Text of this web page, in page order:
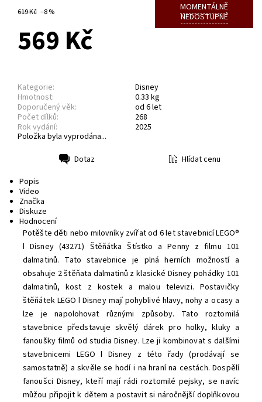
619 Kč –8 %
MOMENTÁLNĚ
NEDOSTUPNÉ
569 Kč
Kategorie:
Disney
Hmotnost:
0.33 kg
Doporučený věk:
od 6 let
Počet dílků:
268
Rok vydání:
2025
Položka byla vyprodána...
Dotaz
Hlídat cenu
Popis
Video
Značka
Diskuze
Hodnocení
Potěšte děti nebo milovníky zvířat od 6 let stavebnicí LEGO®
ǀ Disney (43271) Štěňátka Štístko a Penny z filmu 101
dalmatinů. Tato stavebnice je plná herních možností a
obsahuje 2 štěňata dalmatinů z klasické Disney pohádky 101
dalmatinů, kost z kostek a malou televizi. Postavičky
štěňátek LEGO ǀ Disney mají pohyblivé hlavy, nohy a ocasy a
lze je napolohovat různými způsoby. Tato roztomilá
stavebnice představuje skvělý dárek pro holky, kluky a
fanoušky filmů od studia Disney. Lze ji kombinovat s dalšími
stavebnicemi LEGO ǀ Disney z této řady (prodávají se
samostatně) a skvěle se hodí i na hraní na cestách. Dospělí
fanoušci Disney, kteří mají rádi roztomilé pejsky, se navíc
můžou připojit k dětem a postavit si náročnější doplňkovou